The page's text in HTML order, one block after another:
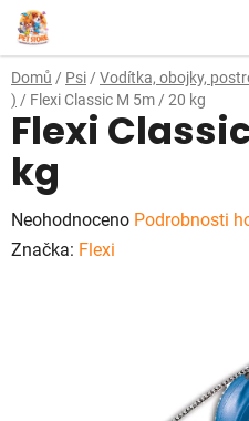
Přejít
na
obsah
Domů / Psi / Vodítka, obojky,
) / Flexi Classic M 5m / 20 kg
Flexi
kg
Průměrné
hodnocení
Neohodnoceno Podrobnosti
Značka: Flexi